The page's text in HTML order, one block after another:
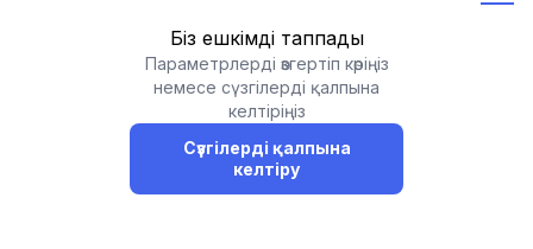
Біз ешкімді таппадық
Параметрлерді өзгертіп көріңіз
немесе сүзгілерді қалпына
келтіріңіз
Сүзгілерді қалпына
келтіру